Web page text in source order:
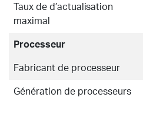
Taux de d’actualisation
maximal
Processeur
Fabricant de processeur
Génération de processeurs